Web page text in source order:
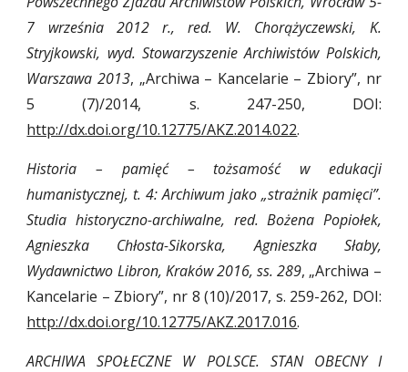
7 września 2012 r., red. W. Chorążyczewski, K.
Stryjkowski, wyd. Stowarzyszenie Archiwistów Polskich,
Warszawa 2013, „Archiwa – Kancelarie – Zbiory”, nr
5 (7)/2014, s. 247-250, DOI:
http://dx.doi.org/10.12775/AKZ.2014.022.
Historia – pamięć – tożsamość w edukacji
humanistycznej, t. 4: Archiwum jako „strażnik pamięci”.
Studia historyczno-archiwalne, red. Bożena Popiołek,
Agnieszka Chłosta-Sikorska, Agnieszka Słaby,
Wydawnictwo Libron, Kraków 2016, ss. 289, „Archiwa –
Kancelarie – Zbiory”, nr 8 (10)/2017, s. 259-262, DOI:
http://dx.doi.org/10.12775/AKZ.2017.016.
ARCHIWA SPOŁECZNE W POLSCE. STAN OBECNY I